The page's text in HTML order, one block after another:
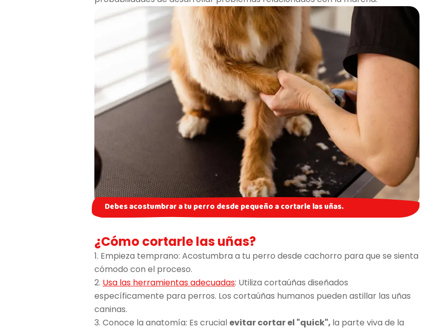
Debes acostumbrar a tu perro desde pequeño a cortarle las uñas.
¿Cómo cortarle las uñas?
1. Empieza temprano: Acostumbra a tu perro desde cachorro para que se sienta
cómodo con el proceso.
2. Usa las herramientas adecuadas: Utiliza cortaúñas diseñados
específicamente para perros. Los cortaúñas humanos pueden astillar las uñas
caninas.
3. Conoce la anatomía: Es crucial evitar cortar el "quick", la parte viva de la